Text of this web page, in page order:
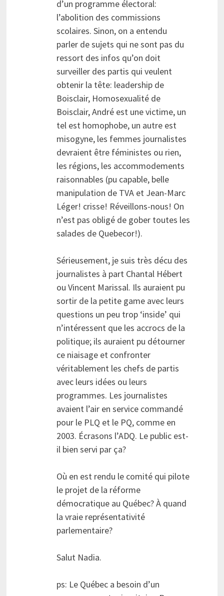
d’un programme électoral:
l’abolition des commissions
scolaires. Sinon, on a entendu
parler de sujets qui ne sont pas du
ressort des infos qu’on doit
surveiller des partis qui veulent
obtenir la tête: leadership de
Boisclair, Homosexualité de
Boisclair, André est une victime, un
tel est homophobe, un autre est
misogyne, les femmes journalistes
devraient être féministes ou rien,
les régions, les accommodements
raisonnables (pu capable, belle
manipulation de TVA et Jean-Marc
Léger! crisse! Réveillons-nous! On
n’est pas obligé de gober toutes les
salades de Quebecor!).
Sérieusement, je suis très décu des
journalistes à part Chantal Hébert
ou Vincent Marissal. Ils auraient pu
sortir de la petite game avec leurs
questions un peu trop ‘inside’ qui
n’intéressent que les accrocs de la
politique; ils auraient pu détourner
ce niaisage et confronter
véritablement les chefs de partis
avec leurs idées ou leurs
programmes. Les journalistes
avaient l’air en service commandé
pour le PLQ et le PQ, comme en
2003. Écrasons l’ADQ. Le public est-
il bien servi par ça?
Où en est rendu le comité qui pilote
le projet de la réforme
démocratique au Québec? À quand
la vraie représentativité
parlementaire?
Salut Nadia.
ps: Le Québec a besoin d’un